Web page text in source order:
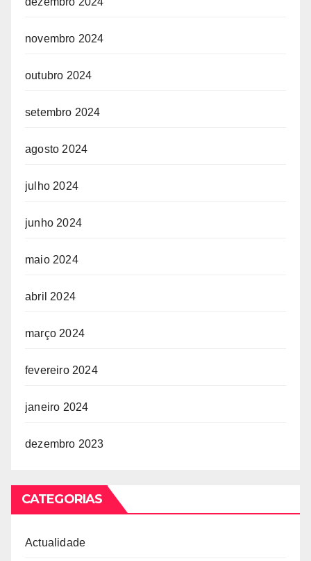
novembro 2024
outubro 2024
setembro 2024
agosto 2024
julho 2024
junho 2024
maio 2024
abril 2024
março 2024
fevereiro 2024
janeiro 2024
dezembro 2023
CATEGORIAS
Actualidade